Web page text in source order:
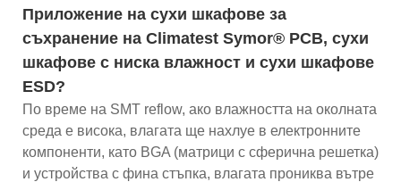
Приложение на сухи шкафове за
съхранение на Climatest Symor® PCB, сухи
шкафове с ниска влажност и сухи шкафове
ESD?
По време на SMT reflow, ако влажността на околната
среда е висока, влагата ще нахлуе в електронните
компоненти, като BGA (матрици с сферична решетка)
и устройства с фина стъпка, влагата прониква вътре